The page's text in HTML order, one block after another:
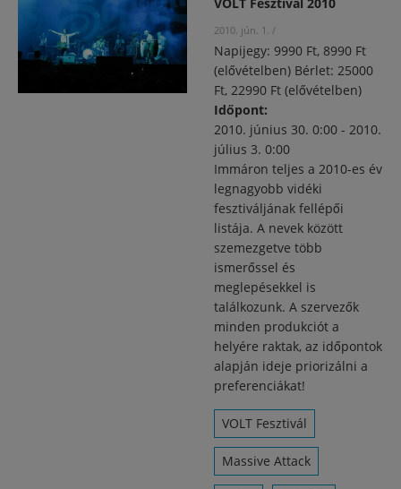
2010. jún. 1. /
Napijegy: 9990 Ft, 8990 Ft
(elővételben) Bérlet: 25000
Ft, 22990 Ft (elővételben)
Időpont:
2010. június 30. 0:00 - 2010.
július 3. 0:00
Immáron teljes a 2010-es év
legnagyobb vidéki
fesztiváljának fellépői
listája. A nevek között
szemezgetve több
ismerőssel és
meglepésekkel is
találkozunk. A szervezők
minden produkciót a
helyére raktak, az időpontok
alapján ideje priorizálni a
preferenciákat!
VOLT Fesztivál
Massive Attack